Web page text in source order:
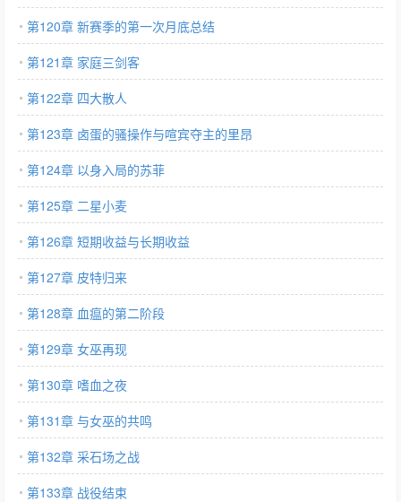
第120章 新赛季的第一次月底总结
第121章 家庭三剑客
第122章 四大散人
第123章 卤蛋的骚操作与喧宾夺主的里昂
第124章 以身入局的苏菲
第125章 二星小麦
第126章 短期收益与长期收益
第127章 皮特归来
第128章 血瘟的第二阶段
第129章 女巫再现
第130章 嗜血之夜
第131章 与女巫的共鸣
第132章 采石场之战
第133章 战役结束